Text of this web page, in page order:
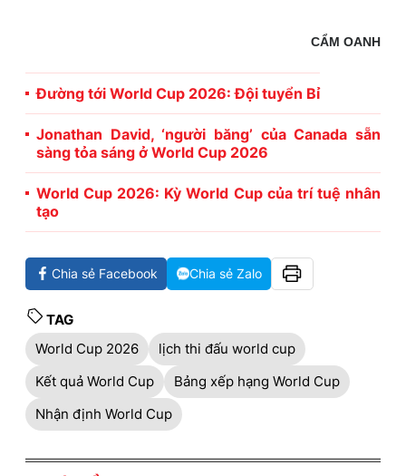
CẨM OANH
Đường tới World Cup 2026: Đội tuyển Bỉ
Jonathan David, ‘người băng’ của Canada sẵn
sàng tỏa sáng ở World Cup 2026
World Cup 2026: Kỳ World Cup của trí tuệ nhân
tạo
Chia sẻ Facebook Chia sẻ Zalo
TAG
World Cup 2026
lịch thi đấu world cup
Kết quả World Cup
Bảng xếp hạng World Cup
Nhận định World Cup